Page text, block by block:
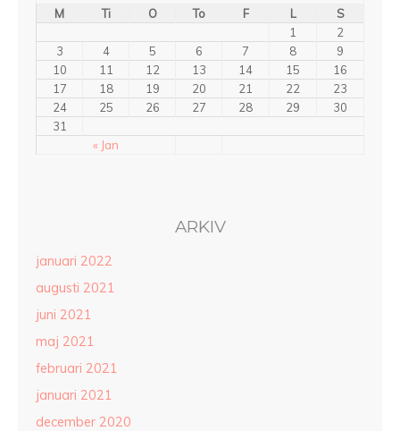
M
Ti O To F L S
« Jan
1
2
3
4 5 6 7 8
9
10
11 12 13 14 15
16
17
18 19 20 21 22
23
24
25 26 27 28 29
30
31
ARKIV
januari 2022
augusti 2021
juni 2021
maj 2021
februari 2021
januari 2021
december 2020